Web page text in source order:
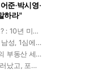
준·박시영·
하라"
검찰청 간판 떼도 '검사 우대'는 그대로? : 10년 미만 검사는 중수청 4급 수사관으로 직행한다
부모 외출 틈타 여동생 성폭행한 20대 남성, 1심에서 5년형 선고 : 친족 간 '암수범죄'의 심각성
조국 조국혁신당 전 대표 이재명 정부의 부동산 세제개편안 비판했다 : '공공주택 대전환' 촉구
다뉴브강에 제2차 세계대전 군함이 드러났고, 포항 수돗물은 갑자기 짜졌다 : 폭염·가뭄이 만든 낯선 풍경